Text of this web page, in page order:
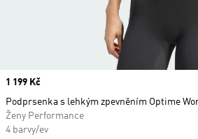
Price
1 199 Kč
Podprsenka s lehkým zpevněním Optime
Ženy Performance
4 barvy/ev